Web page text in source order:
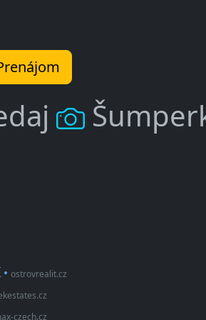
• ostrovrealit.cz
czech.cz